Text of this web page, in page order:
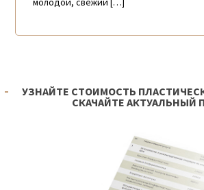
УЗНАЙТЕ СТОИМОСТЬ
СКАЧАЙТЕ АКТУАЛЬНЫЙ